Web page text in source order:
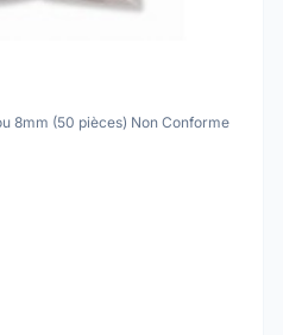
8mm (50 pièces) Non Conforme